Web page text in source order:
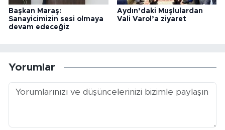
Başkan Maraş:
Sanayicimizin sesi olmaya
devam edeceğiz
Aydın’daki Muşlulardan
Vali Varol’a ziyaret
Yorumlar